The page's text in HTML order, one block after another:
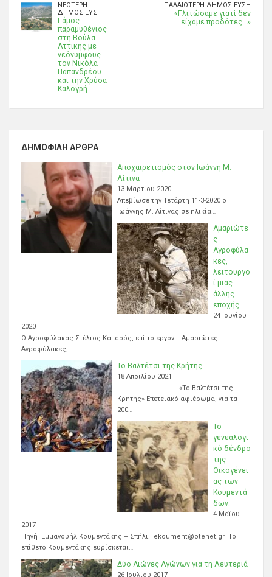
ΝΕΌΤΕΡΗ
ΔΗΜΟΣΊΕΥΣΗ
Γάμος
παραμυθένιος
στη Βούλα
Αττικής με
νεόνυμφους
τον Νικόλα
Παπανδρέου
και την Χρύσα
Καλογρή
ΠΑΛΑΙΌΤΕΡΗ ΔΗΜΟΣΊΕΥΣΗ
«Γλιτώσαμε γιατί δεν
είχαμε προδότες…»
ΔΗΜΟΦΙΛΉ ΆΡΘΡΑ
Αποχαιρετισμός στον Ιωάννη Μ.
Λίτινα
13 Μαρτίου 2020
Απεβίωσε την Τετάρτη 11-3-2020 ο
Ιωάννης Μ. Λίτινας σε ηλικία…
Αμαριώτε
ς
Αγροφύλα
κες,
λειτουργο
ί μιας
άλλης
εποχής
24 Ιουνίου
2020
Ο Αγροφύλακας Στέλιος Καπαρός, επί το έργον. Αμαριώτες
Αγροφύλακες,…
Το Βαλτέτσι της Κρήτης.
18 Απριλίου 2021
«Το Βαλτέτσι της
Κρήτης» Επετειακό αφιέρωμα, για τα
200…
Το
γενεαλογι
κό δένδρο
της
Οικογένει
ας των
Κουμεντά
δων.
4 Μαΐου
2017
Πηγή Εμμανουήλ Κουμεντάκης – Σπήλι. ekoument@otenet.gr Το
επίθετο Κουμεντάκης ευρίσκεται…
Δύο Αιώνες Αγώνων για τη Λευτεριά
26 Ιουλίου 2017